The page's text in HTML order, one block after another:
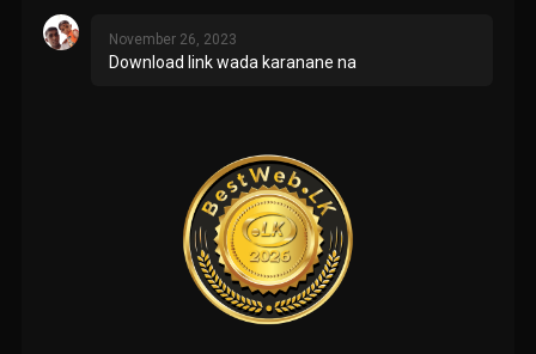
November 26, 2023
Download link wada karanane na